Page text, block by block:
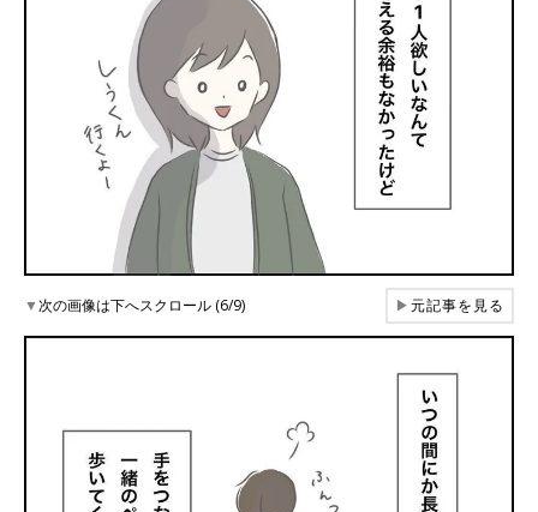
▼次の画像は下へスクロール (6/9) ▶元記事を見る